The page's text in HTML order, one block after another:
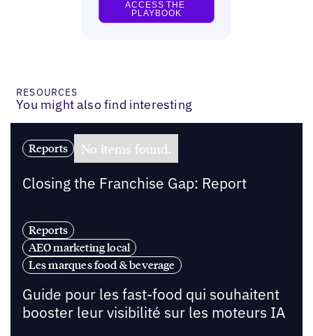
RESOURCES
You might also find interesting
Reports No items found.
Closing the Franchise Gap: Report
Reports
AEO marketing local
Les marques food & beverage
Guide pour les fast-food qui souhaitent
booster leur visibilité sur les moteurs IA